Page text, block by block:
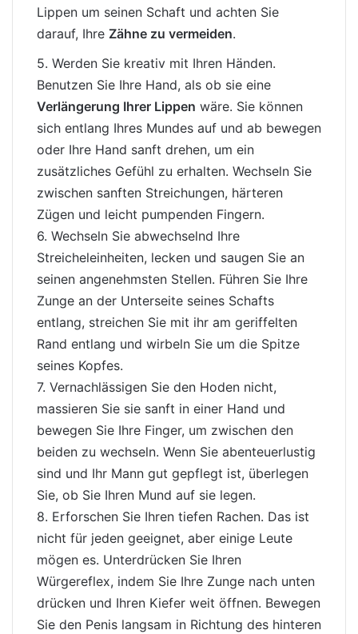
Lippen um seinen Schaft und achten Sie
darauf, Ihre Zähne zu vermeiden.
5. Werden Sie kreativ mit Ihren Händen.
Benutzen Sie Ihre Hand, als ob sie eine
Verlängerung Ihrer Lippen wäre. Sie können
sich entlang Ihres Mundes auf und ab bewegen
oder Ihre Hand sanft drehen, um ein
zusätzliches Gefühl zu erhalten. Wechseln Sie
zwischen sanften Streichungen, härteren
Zügen und leicht pumpenden Fingern.
6. Wechseln Sie abwechselnd Ihre
Streicheleinheiten, lecken und saugen Sie an
seinen angenehmsten Stellen. Führen Sie Ihre
Zunge an der Unterseite seines Schafts
entlang, streichen Sie mit ihr am geriffelten
Rand entlang und wirbeln Sie um die Spitze
seines Kopfes.
7. Vernachlässigen Sie den Hoden nicht,
massieren Sie sie sanft in einer Hand und
bewegen Sie Ihre Finger, um zwischen den
beiden zu wechseln. Wenn Sie abenteuerlustig
sind und Ihr Mann gut gepflegt ist, überlegen
Sie, ob Sie Ihren Mund auf sie legen.
8. Erforschen Sie Ihren tiefen Rachen. Das ist
nicht für jeden geeignet, aber einige Leute
mögen es. Unterdrücken Sie Ihren
Würgereflex, indem Sie Ihre Zunge nach unten
drücken und Ihren Kiefer weit öffnen. Bewegen
Sie den Penis langsam in Richtung des hinteren